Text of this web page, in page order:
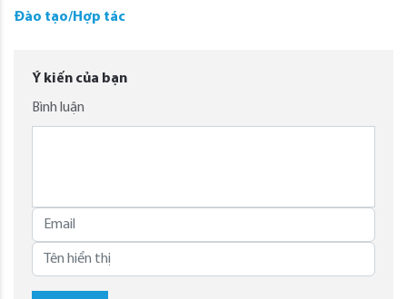
Đào tạo/Hợp tác
Ý kiến của bạn
Bình luận